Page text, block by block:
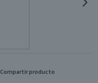
Compartir producto